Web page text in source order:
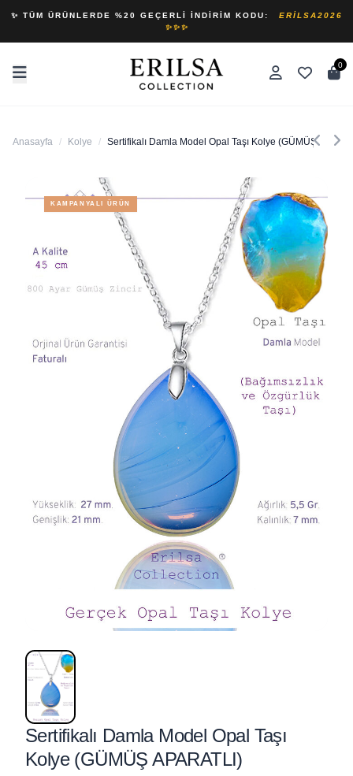
✨ TÜM ÜRÜNLERDE %20 GEÇERLI İNDIRIM KODU:
ERILSA2026
✨✨✨
0
Anasayfa / Kolye / Sertifikalı Damla Model Opal Taşı Kolye (GÜMÜŞ
KAMPANYALI ÜRÜN
Sertifikalı Damla Model Opal Taşı
Kolye (GÜMÜŞ APARATLI)